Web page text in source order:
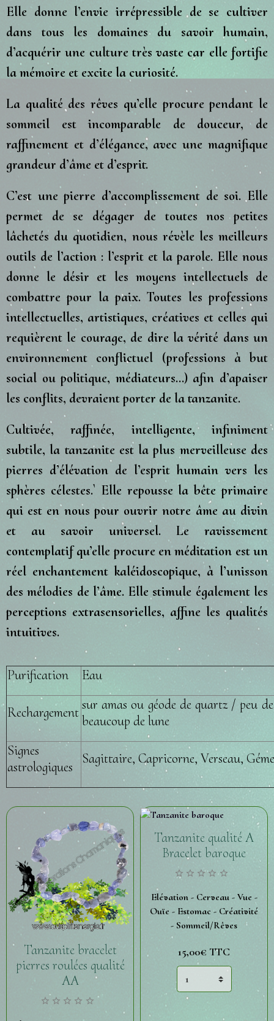
Elle donne l’envie irrépressible de se cultiver
dans tous les domaines du savoir humain,
d’acquérir une culture très vaste car elle fortifie
la mémoire et excite la curiosité.
La qualité des rêves qu’elle procure pendant le
sommeil est incomparable de douceur, de
raffinement et d’élégance, avec une magnifique
grandeur d’âme et d’esprit.
C’est une pierre d’accomplissement de soi. Elle
permet de se dégager de toutes nos petites
lâchetés du quotidien, nous révèle les meilleurs
outils de l’action : l’esprit et la parole. Elle nous
donne le désir et les moyens intellectuels de
combattre pour la paix. Toutes les professions
intellectuelles, artistiques, créatives et celles qui
requièrent le courage, de dire la vérité dans un
environnement conflictuel (professions à but
social ou politique, médiateurs…) afin d’apaiser
les conflits, devraient porter de la tanzanite.
Cultivée, raffinée, intelligente, infiniment
subtile, la tanzanite est la plus merveilleuse des
pierres d’élévation de l’esprit humain vers les
sphères célestes.` Elle repousse la bête primaire
qui est en nous pour ouvrir notre âme au divin
et au savoir universel. Le ravissement
contemplatif qu’elle procure en méditation est un
réel enchantement kaléidoscopique, à l’unisson
des mélodies de l’âme. Elle stimule également les
perceptions extrasensorielles, affine les qualités
intuitives.
Purification Eau
Rechargementsur amas ou géode de quartz / peu
beaucoup de lune
Signes
astrologiques
Sagittaire, Capricorne, Verseau,
Tanzanite bracelet
pierres roulées qualité
AA
Tanzanite qualité A
Bracelet baroque
Elévation - Cerveau - Vue -
Ouïe - Estomac - Créativité
- Sommeil/Rêves
15,00€ TTC